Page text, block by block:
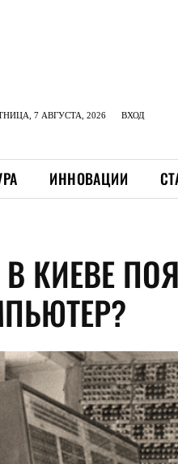
7 АВГУСТА, 2026 ВХОД
ИННОВАЦИИ
КИЕВЕ